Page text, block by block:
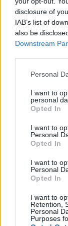
disclosure of
IAB’s list of
also be
Downstream
Personal
I want to
personal
Opted In
I want to
Personal
Opted In
I want to
Personal
Opted In
I want to
Retention,
Personal
Purposes
έχουμε να
της
τόπους όπου
αγώνες
ομιλίας του
οποίοι
Η τολμηρή
στην
αναβίωσης
και στην
χρόνια. Ο